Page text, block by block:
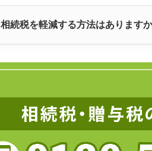
相続税を軽減する方法はあります